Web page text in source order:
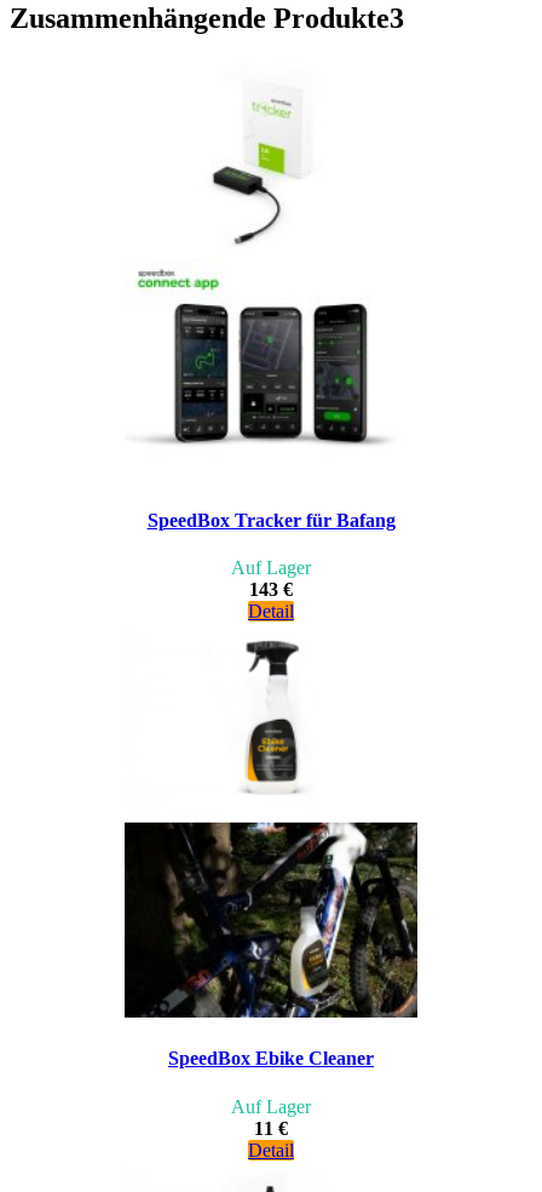
Zusammenhängende Produkte3
SpeedBox Tracker für Bafang
Auf Lager
143 €
Detail
SpeedBox Ebike Cleaner
Auf Lager
11 €
Detail